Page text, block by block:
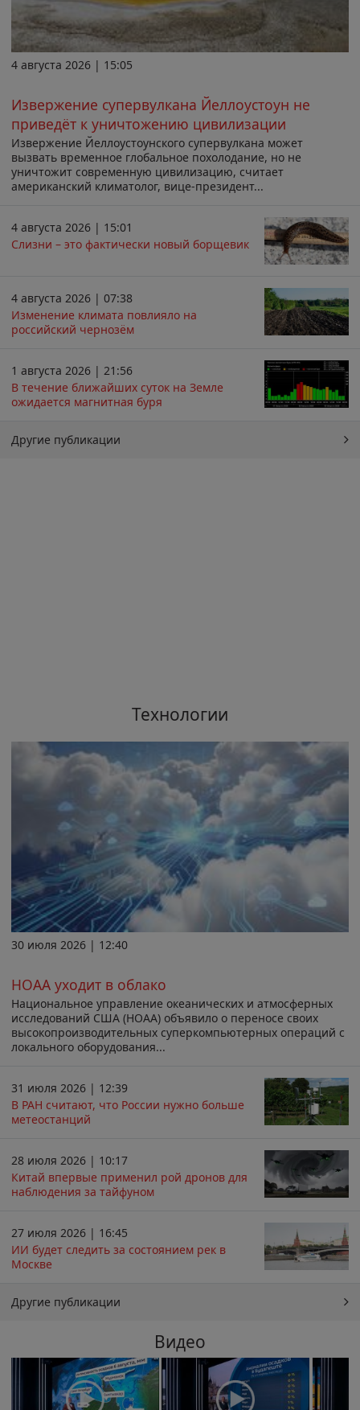
4 августа 2026 | 15:05
Извержение супервулкана Йеллоустоун не
приведёт к уничтожению цивилизации
Извержение Йеллоустоунского супервулкана может
вызвать временное глобальное похолодание, но не
уничтожит современную цивилизацию, считает
американский климатолог, вице-президент...
4 августа 2026 | 15:01
Слизни – это фактически новый борщевик
4 августа 2026 | 07:38
Изменение климата повлияло на
российский чернозём
1 августа 2026 | 21:56
В течение ближайших суток на Земле
ожидается магнитная буря
Другие публикации
Технологии
30 июля 2026 | 12:40
НОАА уходит в облако
Национальное управление океанических и атмосферных
исследований США (НОАА) объявило о переносе своих
высокопроизводительных суперкомпьютерных операций с
локального оборудования...
31 июля 2026 | 12:39
В РАН считают, что России нужно больше
метеостанций
28 июля 2026 | 10:17
Китай впервые применил рой дронов для
наблюдения за тайфуном
27 июля 2026 | 16:45
ИИ будет следить за состоянием рек в
Москве
Другие публикации
Видео